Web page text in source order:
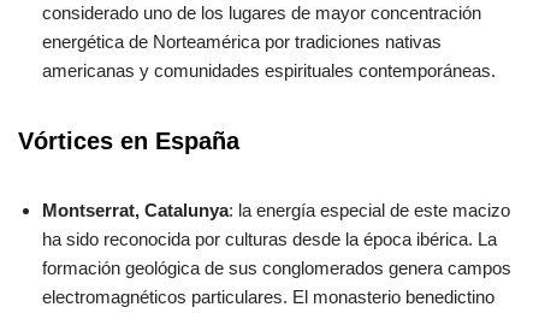
considerado uno de los lugares de mayor concentración
energética de Norteamérica por tradiciones nativas
americanas y comunidades espirituales contemporáneas.
Vórtices en España
Montserrat, Catalunya: la energía especial de este macizo
ha sido reconocida por culturas desde la época ibérica. La
formación geológica de sus conglomerados genera campos
electromagnéticos particulares. El monasterio benedictino